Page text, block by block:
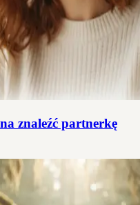
znaleźć partnerkę